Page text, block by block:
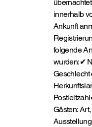
innerhalb
Ankunft
folgende
wurden:✔
Gästen: